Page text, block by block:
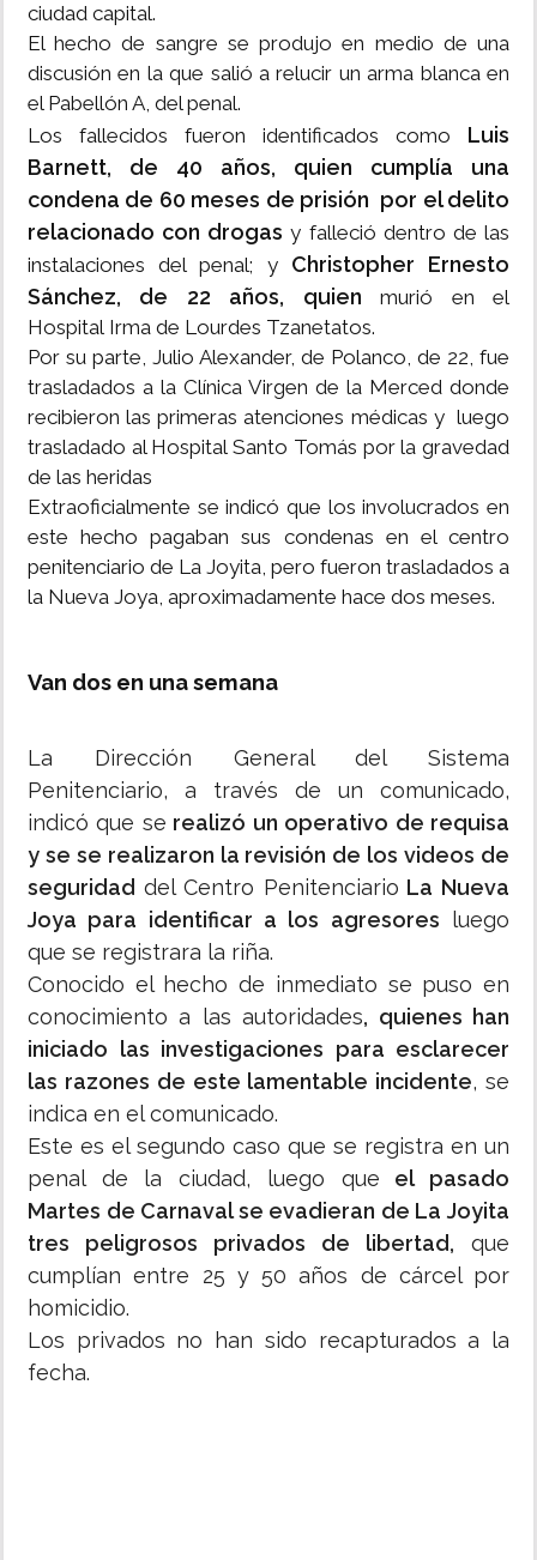
ciudad capital.
El hecho de sangre se produjo en medio de una
discusión en la que salió a relucir un arma blanca en
el Pabellón A, del penal.
Los fallecidos fueron identificados como Luis
Barnett, de 40 años, quien cumplía una
condena de 60 meses de prisión por el delito
relacionado con drogas y falleció dentro de las
instalaciones del penal; y Christopher Ernesto
Sánchez, de 22 años, quienmurió en el
Hospital Irma de Lourdes Tzanetatos.
Por su parte, Julio Alexander, de Polanco, de 22, fue
trasladados a la Clínica Virgen de la Merced donde
recibieron las primeras atenciones médicas y luego
trasladado al Hospital Santo Tomás por la gravedad
de las heridas
Extraoficialmente se indicó que los involucrados en
este hecho pagaban sus condenas en el centro
penitenciario de La Joyita, pero fueron trasladados a
la Nueva Joya, aproximadamente hace dos meses.
Van dos en una semana
La Dirección General del Sistema
Penitenciario, a través de un comunicado,
indicó que se realizó un operativo de requisa
y se se realizaron la revisión de los videos de
seguridad del Centro Penitenciario La Nueva
Joya para identificar a los agresores luego
que se registrara la riña.
Conocido el hecho de inmediato se puso en
conocimiento a las autoridades, quienes han
iniciado las investigaciones para esclarecer
las razones de este lamentable incidente, se
indica en el comunicado.
Este es el segundo caso que se registra en un
penal de la ciudad, luego que el pasado
Martes de Carnaval se evadieran de La Joyita
tres peligrosos privados de libertad, que
cumplían entre 25 y 50 años de cárcel por
homicidio.
Los privados no han sido recapturados a la
fecha.